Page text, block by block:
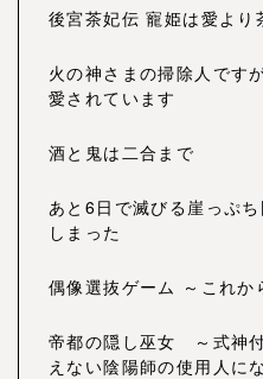
後宮茶妃伝 寵姫は愛より
火の神さまの掃除人です
愛されています
酒と鬼は二合まで
あと6日で滅びる崖っぷ
しまった
偶像選抜ゲーム ～これか
帝都の隠し巫女 ～式神
えない陰陽師の使用人に